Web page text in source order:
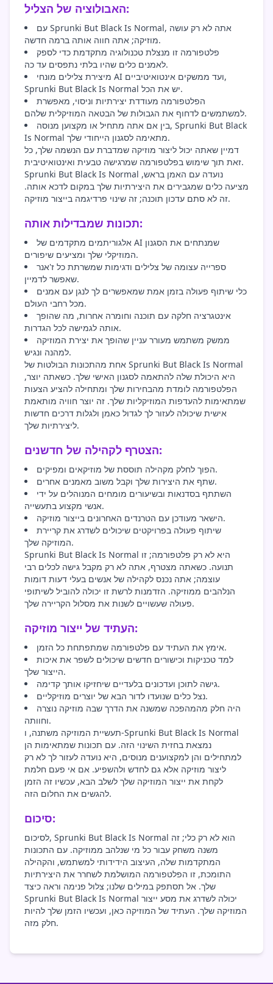
האבולוציה של הצליל:
עם Sprunki But Black Is Normal, אתה לא רק עושה
מוזיקה; אתה חווה אותה ברמה חדשה.
פלטפורמה זו מנצלת טכנולוגיה מתקדמת כדי לספק
לאמנים כלים שהיו בלתי נתפסים עד כה.
מיצירת צלילים מונחי AI ועד ממשקים אינטואיטיביים,
Sprunki But Black Is Normal יש את הכל.
הפלטפורמה מעודדת יצירתיות וניסוי, מאפשרת
למשתמשים לדחוף את הגבולות של הבטאה המוזיקלית שלהם.
בין אם אתה מתחיל או מקצוען מנוסה, Sprunki But Black
Is Normal מתאימה לסגנון הייחודי שלך.
דמיין שאתה יכול ליצור מוזיקה שמדברת עם הנשמה שלך, כל
זאת תוך שימוש בפלטפורמה שמרגישה טבעית ואינטואיטיבית.
Sprunki But Black Is Normal נועדה עם האמן בראש,
מציעה כלים שמגבירים את היצירתיות שלך במקום לדכא אותה.
זה לא סתם עדכון תוכנה; זה שינוי פרדיגמה בייצור מוזיקה.
תכונות שמבדילות אותה:
אלגוריתמים מתקדמים של AI שמנתחים את הסגנון
המוזיקלי שלך ומציעים שיפורים.
ספרייה עצומה של צלילים ודגימות שמשרתת כל ז'אנר
שאפשר לדמיין.
כלי שיתוף פעולה בזמן אמת שמאפשרים לך לנגן עם אמנים
מכל רחבי העולם.
אינטגרציה חלקה עם תוכנה וחומרה אחרות, מה שהופך
אותה לגמישה לכל הגדרות.
ממשק משתמש מעורר עניין שהופך את יצירת המוזיקה
למהנה ונגיש.
אחת מהתכונות הבולטות של Sprunki But Black Is Normal
היא היכולת שלה להתאמה לסגנון האישי שלך. כשאתה יוצר,
הפלטפורמה לומדת מהבחירות שלך ומתחילה להציע הצעות
שמתאימות להעדפות המוזיקליות שלך. זה יוצר חוויה מותאמת
אישית שיכולה לעזור לך לגדול כאמן ולגלות דרכים חדשות
ליצירתיות שלך.
הצטרף לקהילה של חדשנים:
הפוך לחלק מקהילה תוססת של מוזיקאים ומפיקים.
שתף את היצירות שלך וקבל משוב מאמנים אחרים.
השתתף בסדנאות ובשיעורים מומחים המנוהלים על ידי
אנשי מקצוע בתעשייה.
הישאר מעודכן עם הטרנדים האחרונים בייצור מוזיקה.
שיתוף פעולה בפרויקטים שיכולים לשדרג את קריירת
המוזיקה שלך.
Sprunki But Black Is Normal היא לא רק פלטפורמה; זו
תנועה. כשאתה מצטרף, אתה לא רק מקבל גישה לכלים רבי
עוצמה; אתה נכנס לקהילה של אנשים בעלי דעות דומות
הנלהבים ממוזיקה. הזדמנות לרשת זו יכולה להוביל לשיתופי
פעולה שעשויים לשנות את מסלול הקריירה שלך.
העתיד של ייצור מוזיקה:
אימץ את העתיד עם פלטפורמה שמתפתחת כל הזמן.
למד טכניקות וכישורים חדשים שיכולים לשפר את איכות
הייצור שלך.
גישה לתוכן ועדכונים בלעדיים שיחזיקו אותך קדימה.
נצל כלים שנועדו לדור הבא של יוצרים מוזיקליים.
היה חלק מהמהפכה שמשנה את הדרך שבה מוזיקה נוצרה
וחוותה.
תעשיית המוזיקה משתנה, ו-Sprunki But Black Is Normal
נמצאת בחזית השינוי הזה. עם תכונות שמתאימות הן
למתחילים והן למקצוענים מנוסים, היא נועדה לעזור לך לא רק
ליצור מוזיקה אלא גם לחדש ולהשפיע. אם אי פעם חלמת
לקחת את ייצור המוזיקה שלך לשלב הבא, עכשיו זה הזמן
להגשים את החלום הזה.
סיכום:
לסיכום, Sprunki But Black Is Normal הוא לא רק כלי; זה
משנה משחק עבור כל מי שנלהב ממוזיקה. עם התכונות
המתקדמות שלה, העיצוב הידידותי למשתמש, והקהילה
התומכת, זו הפלטפורמה המושלמת לשחרר את היצירתיות
שלך. אל תסתפק במילים שלנו; צלול פנימה וראה כיצד
Sprunki But Black Is Normal יכולה לשדרג את מסע ייצור
המוזיקה שלך. העתיד של המוזיקה כאן, ועכשיו הזמן שלך להיות
חלק מזה.